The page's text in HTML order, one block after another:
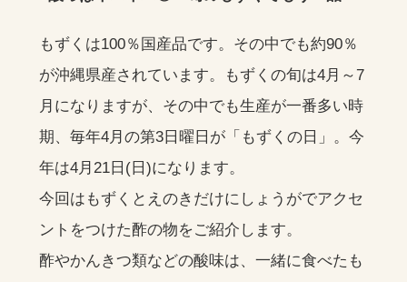
もずくは100％国産品です。その中でも約90％
が沖縄県産されています。もずくの旬は4月～7
月になりますが、その中でも生産が一番多い時
期、毎年4月の第3日曜日が「もずくの日」。今
年は4月21日(日)になります。
今回はもずくとえのきだけにしょうがでアクセ
ントをつけた酢の物をご紹介します。
酢やかんきつ類などの酸味は、一緒に食べたも